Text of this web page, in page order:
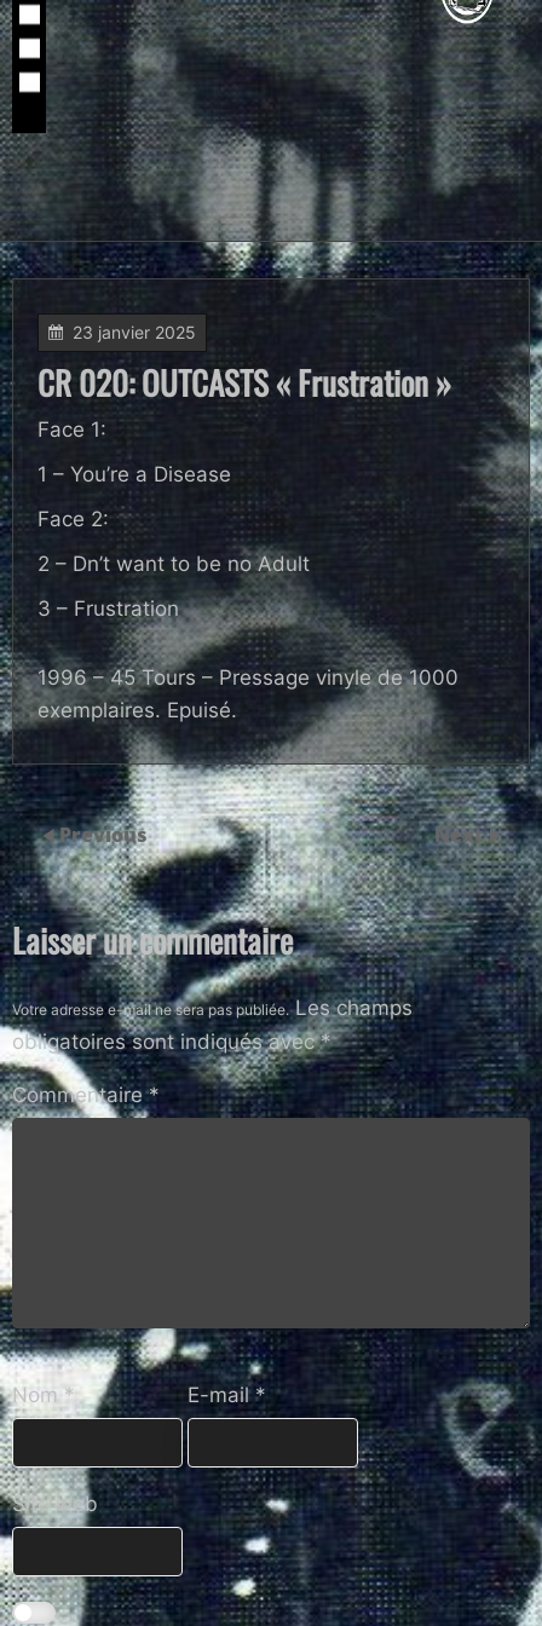
23 janvier 2025
CR 020: OUTCASTS « Frustration »
Face 1:
1 – You’re a Disease
Face 2:
2 – Dn’t want to be no Adult
3 – Frustration
1996 – 45 Tours – Pressage vinyle de 1000
exemplaires. Epuisé.
Previous Next
Laisser un commentaire
Votre adresse e-mail ne sera pas publiée. Les champs
obligatoires sont indiqués avec*
Commentaire*
Nom* E-mail*
Site web